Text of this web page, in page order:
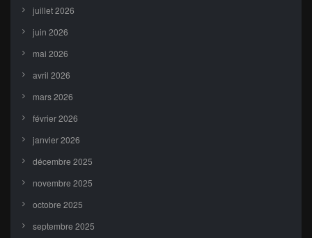
juillet 2026
juin 2026
mai 2026
avril 2026
mars 2026
février 2026
janvier 2026
décembre 2025
novembre 2025
octobre 2025
septembre 2025